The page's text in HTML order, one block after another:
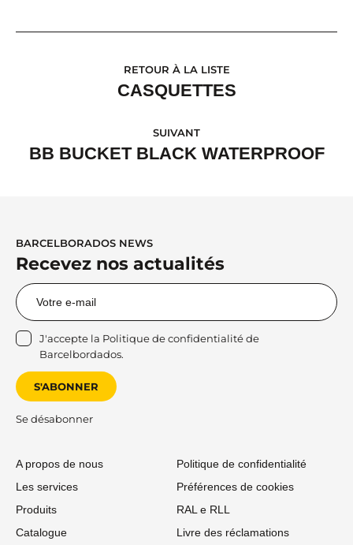
RETOUR À LA LISTE
CASQUETTES
SUIVANT
BB BUCKET BLACK WATERPROOF
BARCELBORADOS NEWS
Recevez nos actualités
J'accepte la Politique de confidentialitéde
Barcelbordados.
S'ABONNER
Se désabonner
A propos de nous
Les services
Produits
Catalogue
Politique de confidentialité
Préférences de cookies
RAL e RLL
Livre des réclamations